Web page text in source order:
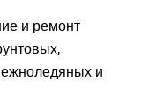
и ремонт
и